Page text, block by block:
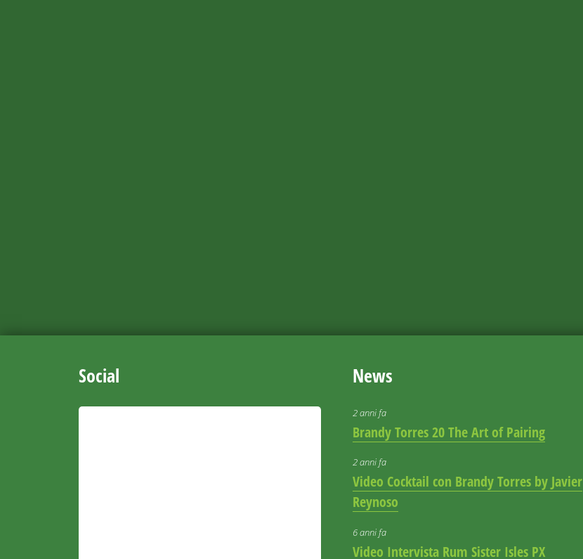
Social News
2 anni fa
Brandy Torres 20 The Art of Pairing
2 anni fa
Video Cocktail con Brandy Torres by Javier
Reynoso
6 anni fa
Video Intervista Rum Sister Isles PX